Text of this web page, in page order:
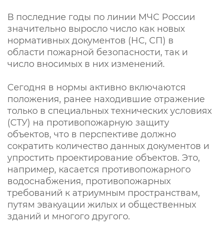
В последние годы по линии МЧС России
значительно выросло число как новых
нормативных документов (НС, СП) в
области пожарной безопасности, так и
число вносимых в них изменений.
Сегодня в нормы активно включаются
положения, ранее находившие отражение
только в специальных технических условиях
(СТУ) на противопожарную защиту
объектов, что в перспективе должно
сократить количество данных документов и
упростить проектирование объектов. Это,
например, касается противопожарного
водоснабжения, противопожарных
требований к атриумным пространствам,
путям эвакуации жилых и общественных
зданий и многого другого.